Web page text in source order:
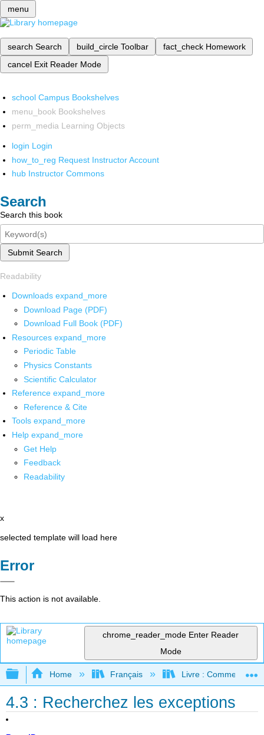
menu
search Search build_circle Toolbar fact_check Homework
cancel Exit Reader Mode
school Campus Bookshelves
menu_book Bookshelves
perm_media Learning Objects
login Login
how_to_reg Request Instructor Account
hub Instructor Commons
Search
Search this book
Submit Search
Readability
Downloads expand_more
Download Page (PDF)
Download Full Book (PDF)
Resources expand_more
Periodic Table
Physics Constants
Scientific Calculator
Reference expand_more
Reference & Cite
Tools expand_more
Help expand_more
Get Help
Feedback
Readability
x
selected template will load here
Error
This action is not available.
chrome_reader_mode Enter Reader
Mode
Expand/collapse global hierarchy
Home Français Livre : Comment
4.3 : Recherchez les exceptions